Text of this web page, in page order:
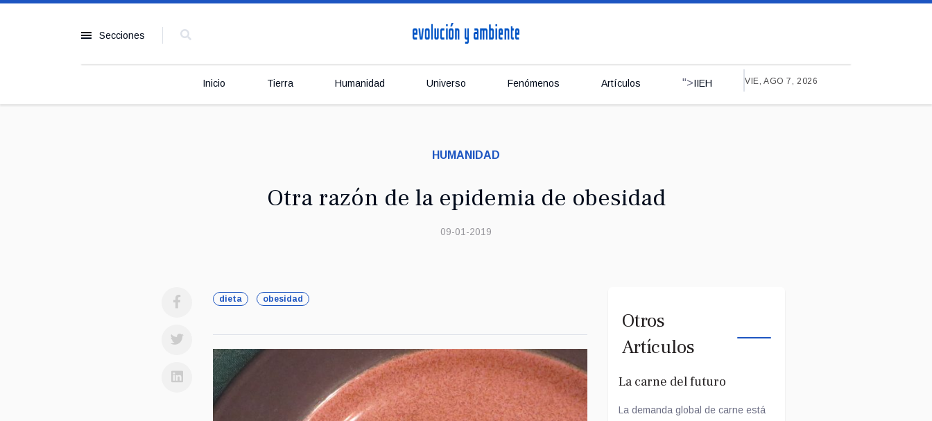
Secciones
Inicio Tierra Humanidad Universo Fenómenos Artículos ">IIEH VIE, AGO 7, 2026
HUMANIDAD
Otra razón de la epidemia de obesidad
09-01-2019
dieta obesidad
Otros
Artículos
La carne del futuro
La demanda global de carne está